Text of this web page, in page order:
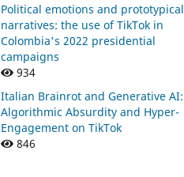
Political emotions and prototypical
narratives: the use of TikTok in
Colombia's 2022 presidential
campaigns
934
Italian Brainrot and Generative AI:
Algorithmic Absurdity and Hyper-
Engagement on TikTok
846